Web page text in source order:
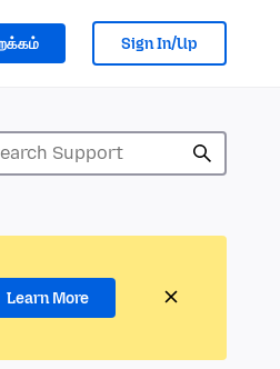
Sign In/Up
Learn More